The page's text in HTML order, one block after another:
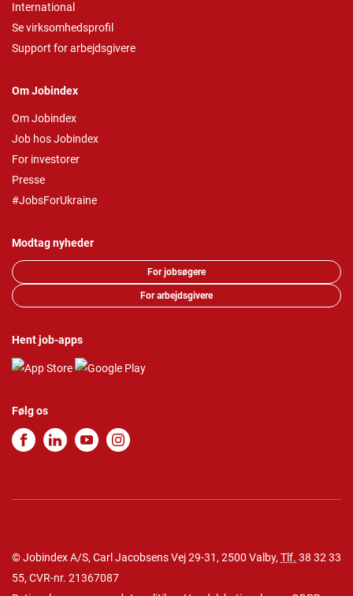
International
Se virksomhedsprofil
Support for arbejdsgivere
Om Jobindex
Om Jobindex
Job hos Jobindex
For investorer
Presse
#JobsForUkraine
Modtag nyheder
For jobsøgere
For arbejdsgivere
Hent job-apps
Følg os
© Jobindex A/S, Carl Jacobsens Vej 29-31, 2500 Valby, Tlf. 38 32 33
55, CVR-nr. 21367087